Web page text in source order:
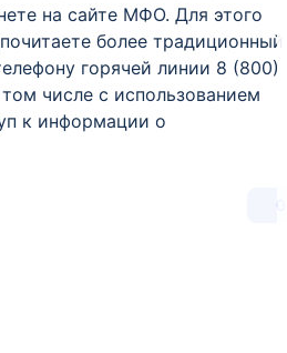
на сайте МФО. Для этого
более традиционный
горячей линии 8 (800)
числе с использованием
к информации о
0